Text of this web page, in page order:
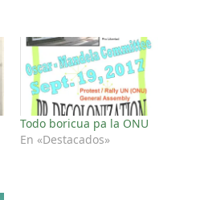
Todo boricua pa la ONU
En «Destacados»